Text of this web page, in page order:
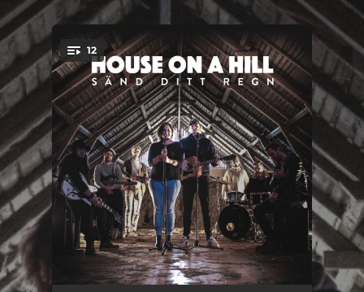
You're all set!
12